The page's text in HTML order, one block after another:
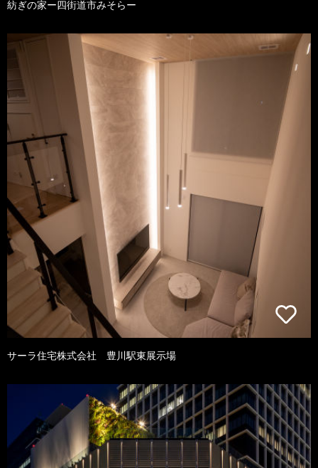
紡ぎの家ー四街道市みそらー
サーラ住宅株式会社 豊川駅東展示場